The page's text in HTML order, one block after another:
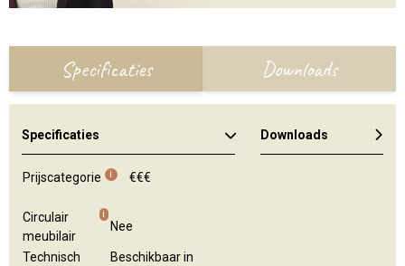
Specificaties Downloads
Specificaties
Prijscategorie i €€€
Circulair
meubilair
i
Nee
Technisch
Beschikbaar in
Downloads